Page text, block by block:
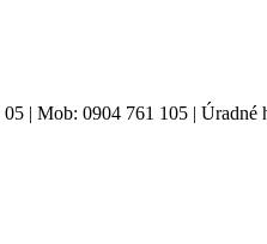
| Mob: 0904 761 105 |